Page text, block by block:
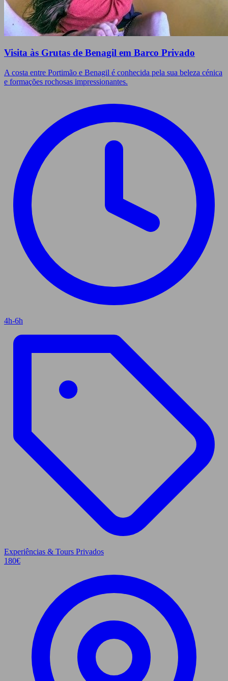
Visita às Grutas de Benagil em Barco Privado
A costa entre Portimão e Benagil é conhecida pela sua beleza cénica
e formações rochosas impressionantes.
4h-6h
Experiências & Tours Privados
180€